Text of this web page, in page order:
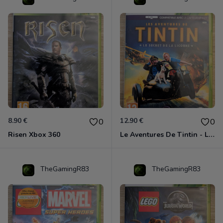
8.90 € 0
Risen Xbox 360
12.90 € 0
Le Aventures De Tintin - Le Secret De La Licorne Xbox 360
TheGamingR83 TheGamingR83